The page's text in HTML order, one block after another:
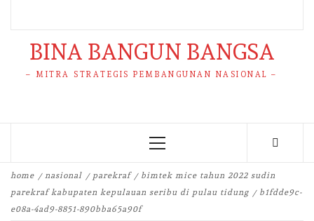
BINA BANGUN BANGSA
– MITRA STRATEGIS PEMBANGUNAN NASIONAL –
Primary
home nasional parekraf
bimtek mice tahun 2022 sudin
parekraf kabupaten kepulauan seribu di pulau tidung
b1fdde9c-
e08a-4ad9-8851-890bba65a90f